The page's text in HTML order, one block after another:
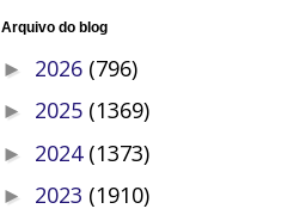
Arquivo do blog
► 2026 (796)
► 2025 (1369)
► 2024 (1373)
► 2023 (1910)